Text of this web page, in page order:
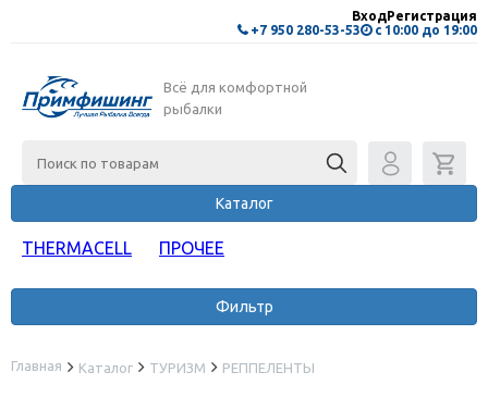
+7 950 280-53-53 с 10:00 до 19:00
ВходРегистрация
Всё для комфортной
рыбалки
Каталог
THERMACELL ПРОЧЕЕ
Фильтр
Главная Каталог ТУРИЗМ РЕППЕЛЕНТЫ